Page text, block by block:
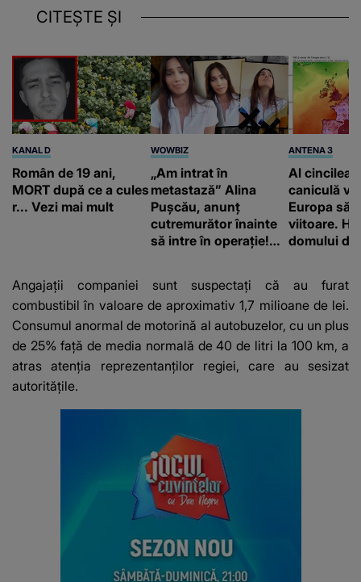
CITEȘTE ȘI
KANAL D
Român de 19 ani,
MORT după ce a cules
r... Vezi mai mult
WOWBIZ
„Am intrat în
metastază” Alina
Pușcău, anunț
cutremurător înainte
să intre în operație!
fanilor
ANTENA 3
Al cincilea
caniculă
Europa
viitoare.
domului de
Angajații companiei sunt suspectați că au furat
combustibil în valoare de aproximativ 1,7 milioane de lei.
Consumul anormal de motorină al autobuzelor, cu un plus
de 25% față de media normală de 40 de litri la 100 km, a
atras atenția reprezentanților regiei, care au sesizat
autoritățile.